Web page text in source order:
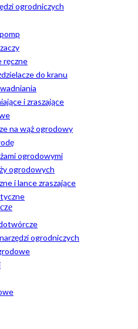
ogrodniczych
ręczne
do kranu
i zraszające
na wąż ogrodowy
ogrodowymi
ogrodowych
i lance zraszające
ogrodniczych